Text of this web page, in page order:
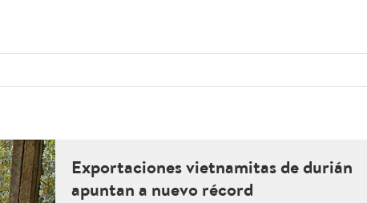
Exportaciones vietnamitas de durián
apuntan a nuevo récord